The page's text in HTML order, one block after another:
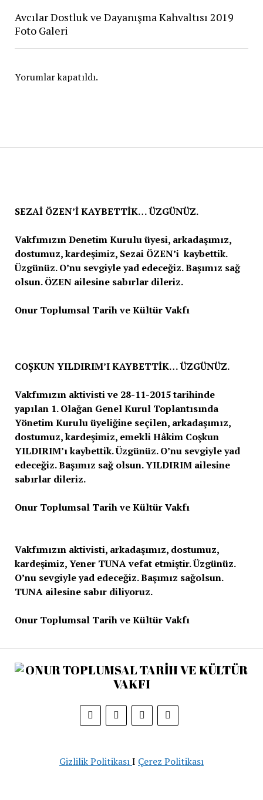
Avcılar Dostluk ve Dayanışma Kahvaltısı 2019
Foto Galeri
Yorumlar kapatıldı.
SEZAİ ÖZEN’İ KAYBETTİK… ÜZGÜNÜZ.
Vakfımızın Denetim Kurulu üyesi, arkadaşımız,
dostumuz, kardeşimiz, Sezai ÖZEN’i kaybettik.
Üzgünüz. O’nu sevgiyle yad edeceğiz. Başımız sağ
olsun. ÖZEN ailesine sabırlar dileriz.
Onur Toplumsal Tarih ve Kültür Vakfı
COŞKUN YILDIRIM’I KAYBETTİK… ÜZGÜNÜZ.
Vakfımızın aktivisti ve 28-11-2015 tarihinde
yapılan 1. Olağan Genel Kurul Toplantısında
Yönetim Kurulu üyeliğine seçilen, arkadaşımız,
dostumuz, kardeşimiz, emekli Hâkim Coşkun
YILDIRIM’ı kaybettik. Üzgünüz. O’nu sevgiyle yad
edeceğiz. Başımız sağ olsun. YILDIRIM ailesine
sabırlar dileriz.
Onur Toplumsal Tarih ve Kültür Vakfı
Vakfımızın aktivisti, arkadaşımız, dostumuz,
kardeşimiz, Yener TUNA vefat etmiştir. Üzgünüz.
O’nu sevgiyle yad edeceğiz. Başımız sağolsun.
TUNA ailesine sabır diliyoruz.
Onur Toplumsal Tarih ve Kültür Vakfı
Gizlilik PolitikasıI Çerez Politikası